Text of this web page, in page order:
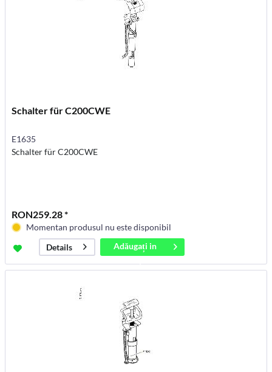
Schalter für C200CWE
E1635
Schalter für C200CWE
RON259.28 *
Momentan produsul nu este disponibil
Details
Adăugați in
coș